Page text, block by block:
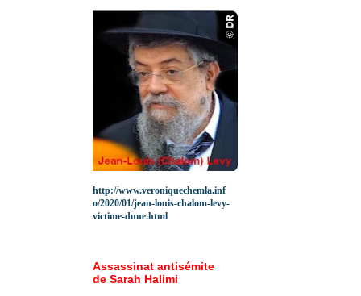
http://www.veroniquechemla.inf
o/2020/01/jean-louis-chalom-levy-
victime-dune.html
Assassinat antisémite
de Sarah Halimi